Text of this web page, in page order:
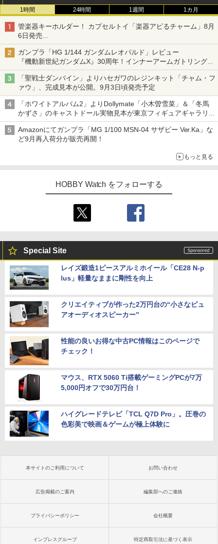
1時間 24時間 1週間 1カ月
管楽器キーホルダー！ カプセルトイ「楽器アピるチャーム」8月
6日発売
チューバ、テナサクなど5種各3色
ガンプラ「HG 1/144 ガンダムレオパルド」レビュー
『機動新世紀ガンダムX』30周年！インナーアームガトリングの
変形機構まで再現し最新フォーマットでキット化！
「聖戦士ダンバイン」よりハセガワのレジンキット「チャム・フ
ァウ」、完成見本が公開。9月3日頃発売予定
「ホワイトアルバム2」よりDollymate「小木曽雪菜」＆「冬馬
かずさ」のキャストドール実物見本が東京フィギュアギャラリー
にて展示中
Amazonにてガンプラ「MG 1/100 MSN-04 サザビー Ver.Ka」な
ど9月再入荷分が販売再開！
もっと見る
HOBBY Watch をフォローする
Special Site
レイズ鍛造1ピースアルミホイール「CE28 N-p
lus」軽量なままに剛性を向上
クリエイティブが作った2万円台の“小さなピュ
アオーディオスピーカー”
性能の良いお得な中古PC情報はこのページで
チェック！
マウス、RTX 5060 Ti搭載ゲーミングPCが7万
5,000円オフで30万円台！
ハイグレードテレビ「TCL Q7D Pro」。圧巻の
色彩美で映画＆ゲームが極上体験に
本サイトのご利用について お問い合わせ
広告掲載のご案内 編集部へのご連絡
プライバシーポリシー 会社概要
インプレスグループ 特定商取引法に基づく表示